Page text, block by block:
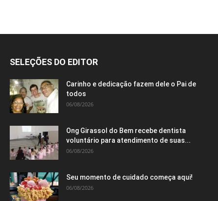
SELEÇÕES DO EDITOR
Carinho e dedicação fazem dele o Pai de
todos
06/08/2026
Ong Girassol do Bem recebe dentista
voluntário para atendimento de suas...
06/08/2026
Seu momento de cuidado começa aqui!
06/08/2026